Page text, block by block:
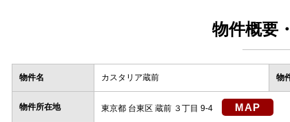
物件概要
物件名 カスタリア蔵前 物
物件所在地 東京都 台東区 蔵前 ３丁目 9-4 MAP